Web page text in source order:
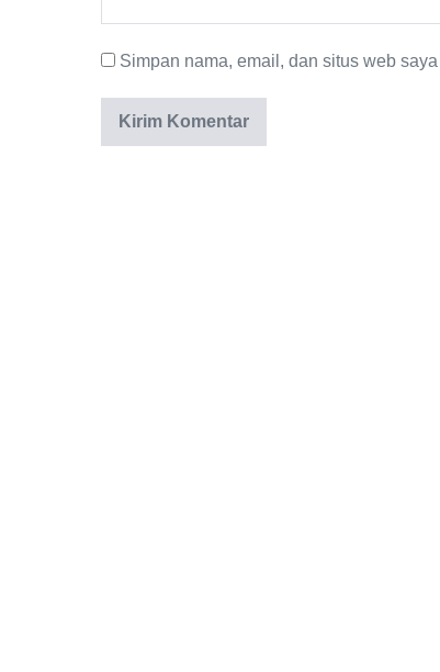
Simpan nama, email, dan situs web